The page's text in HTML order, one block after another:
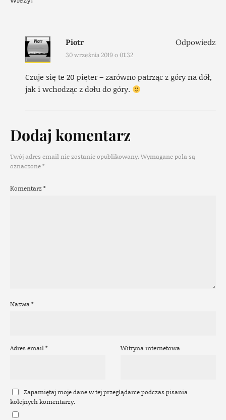
Piotr
30 września 2019 o 01:32
Czuje się te 20 pięter – zarówno patrząc z góry na dół,
jak i wchodząc z dołu do góry.
Odpowiedz
Dodaj komentarz
Twój adres email nie zostanie opublikowany.Wymagane pola są
oznaczone*
Komentarz*
Nazwa*
Adres email* Witryna internetowa
Zapamiętaj moje dane w tej przeglądarce podczas pisania
kolejnych komentarzy.